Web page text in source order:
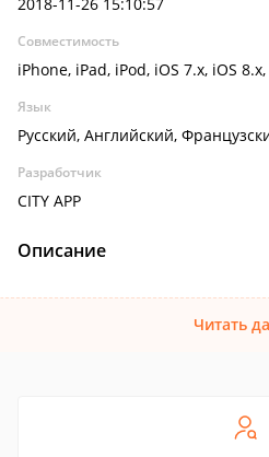
Совместимость
iPhone, iPad, iPod, iOS 7.x, iOS
Язык
Русский, Английский,
Разработчик
CITY APP
Описание
Читать